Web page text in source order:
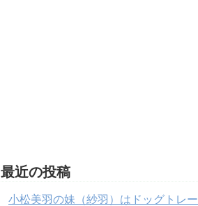
最近の投稿
小松美羽の妹（紗羽）はドッグトレー